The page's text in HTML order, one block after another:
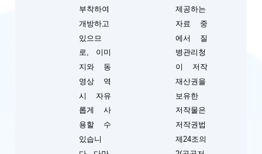
부착하여
개방하고
있으므
로, 이미
지와 동
영상 역
시 자유
롭게 사
용할 수
있습니
제공하는
자료 중
에서 질
병관리청
이 저작
재산권을
보유한
저작물은
저작권법
제24조의